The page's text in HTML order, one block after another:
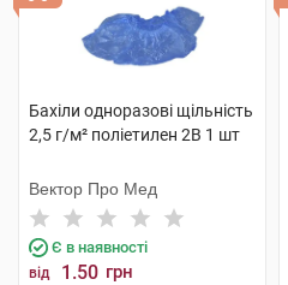
Бахіли одноразові щільність
2,5 г/м² поліетилен 2В 1 шт
Вектор Про Мед
Є в наявності
від 1.50 грн